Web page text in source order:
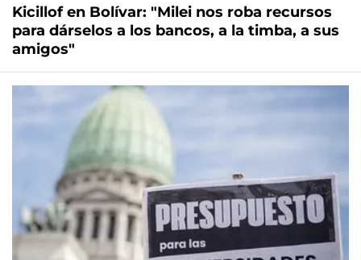
Kicillof en Bolívar: "Milei nos roba recursos
para dárselos a los bancos, a la timba, a sus
amigos"